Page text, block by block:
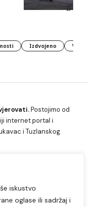
iskustvo
oglase ili sadržaj i
Izdvojeno
Postojimo od
internet portal i
i Tuzlanskog
Sport